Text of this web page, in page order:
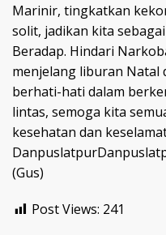
Marinir, tingkatkan
solit, jadikan kita
Beradap. Hindari
menjelang liburan Natal
berhati-hati dalam
lintas, semoga kita
kesehatan dan
(Gus)
Post Views: 241